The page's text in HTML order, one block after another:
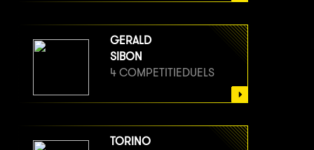
GERALD
SIBON
4 COMPETITIEDUELS
TORINO